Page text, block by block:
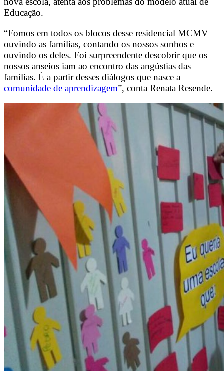
Educação.
“Fomos em todos os blocos desse residencial MCMV
ouvindo as famílias, contando os nossos sonhos e
ouvindo os deles. Foi surpreendente descobrir que os
nossos anseios iam ao encontro das angústias das
famílias. É a partir desses diálogos que nasce a
comunidade de aprendizagem”, conta Renata Resende.